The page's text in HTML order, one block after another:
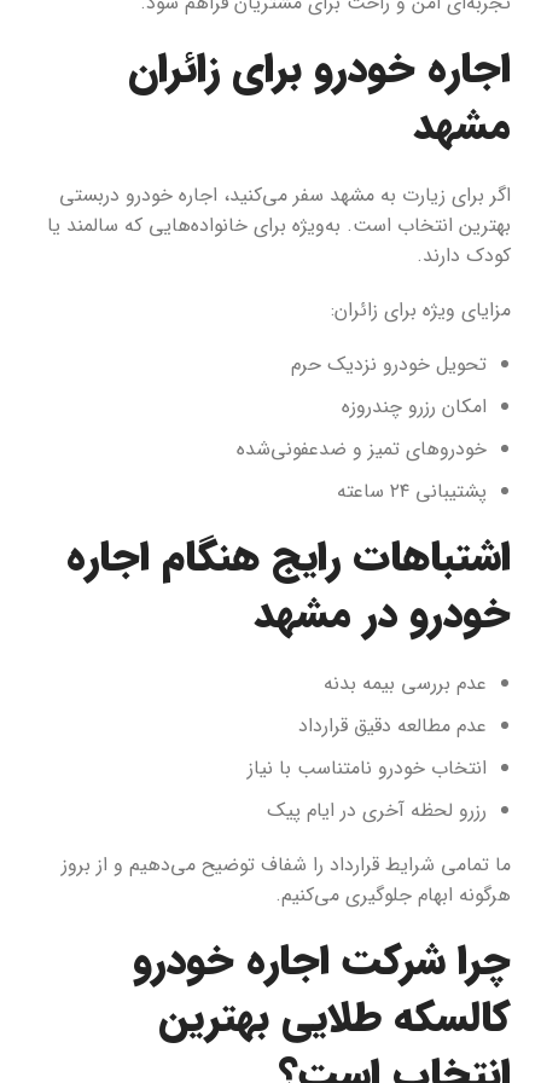
اجاره خودرو برای زائران
مشهد
اگر برای زیارت به مشهد سفر می‌کنید، اجاره خودرو دربستی
بهترین انتخاب است. به‌ویژه برای خانواده‌هایی که سالمند یا
کودک دارند.
مزایای ویژه برای زائران:
تحویل خودرو نزدیک حرم
امکان رزرو چندروزه
خودروهای تمیز و ضدعفونی‌شده
پشتیبانی ۲۴ ساعته
اشتباهات رایج هنگام اجاره
خودرو در مشهد
عدم بررسی بیمه بدنه
عدم مطالعه دقیق قرارداد
انتخاب خودرو نامتناسب با نیاز
رزرو لحظه آخری در ایام پیک
ما تمامی شرایط قرارداد را شفاف توضیح می‌دهیم و از بروز
هرگونه ابهام جلوگیری می‌کنیم.
چرا شرکت اجاره خودرو
کالسکه طلایی بهترین